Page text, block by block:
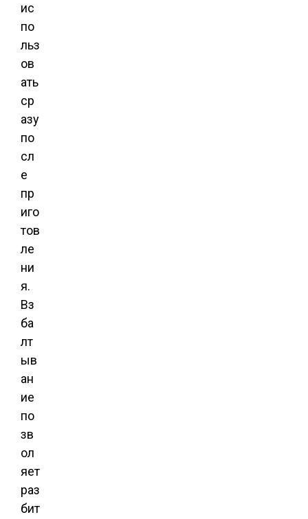
ис
по
льз
ов
ать
ср
азу
по
сл
е
пр
иго
тов
ле
ни
я.
Вз
ба
лт
ыв
ан
ие
по
зв
ол
яет
раз
бит